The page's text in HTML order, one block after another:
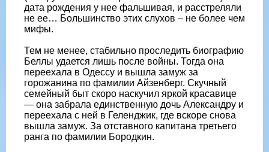
дата рождения у нее фальшивая, и расстреляли
не ее… Большинство этих слухов – не более чем
мифы.
Тем не менее, стабильно проследить биографию
Беллы удается лишь после войны. Тогда она
переехала в Одессу и вышла замуж за
горожанина по фамилии Айзенберг. Скучный
семейный быт скоро наскучил яркой красавице
— она забрала единственную дочь Александру и
переехала с ней в Геленджик, где вскоре снова
вышла замуж. За отставного капитана третьего
ранга по фамилии Бородкин.